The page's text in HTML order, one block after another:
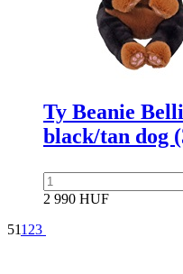
Ty Beanie
black/tan dog
2 990 HUF
511 23